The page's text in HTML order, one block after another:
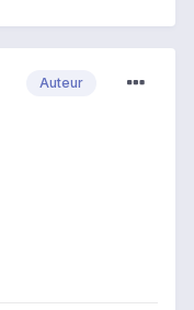
Auteur